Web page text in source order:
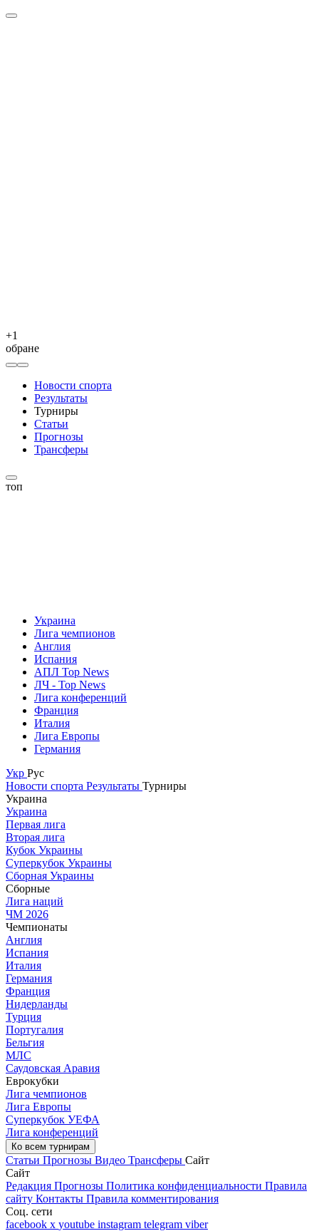
+1
обране
Новости спорта
Результаты
Турниры
Статьи
Прогнозы
Трансферы
топ
Украина
Лига чемпионов
Англия
Испания
АПЛ Top News
ЛЧ - Top News
Лига конференций
Франция
Италия
Лига Европы
Германия
Укр Рус
Новости спорта Результаты Турниры
Украина
Украина
Первая лига
Вторая лига
Кубок Украины
Суперкубок Украины
Сборная Украины
Сборные
Лига наций
ЧМ 2026
Чемпионаты
Англия
Испания
Италия
Германия
Франция
Нидерланды
Турция
Португалия
Бельгия
МЛС
Саудовская Аравия
Еврокубки
Лига чемпионов
Лига Европы
Суперкубок УЕФА
Лига конференций
Ко всем турнирам
Статьи Прогнозы Видео Трансферы Сайт
Сайт
Редакция Прогнозы Политика конфиденциальности Правила
сайту Контакты Правила комментирования
Соц. сети
facebook x youtube instagram telegram viber